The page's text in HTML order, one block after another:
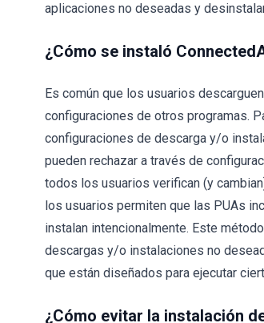
aplicaciones no deseadas y
¿Cómo se instaló
Es común que los usuarios
configuraciones de otros programas.
configuraciones de descarga y/o
pueden rechazar a través de
todos los usuarios verifican (y
los usuarios permiten que las PUAs
instalan intencionalmente. Este
descargas y/o instalaciones no
que están diseñados para ejecutar
¿Cómo evitar la instalación